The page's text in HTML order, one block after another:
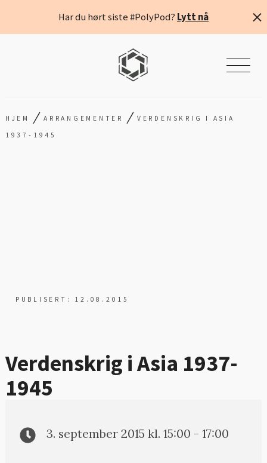
Har du hørt siste #PolyPod? Lytt nå
HJEM /ARRANGEMENTER / VERDENSKRIG I ASIA
1937-1945
PUBLISERT: 12.08.2015
Verdenskrig i Asia 1937-
1945
3. september 2015 kl. 15:00 - 17:00